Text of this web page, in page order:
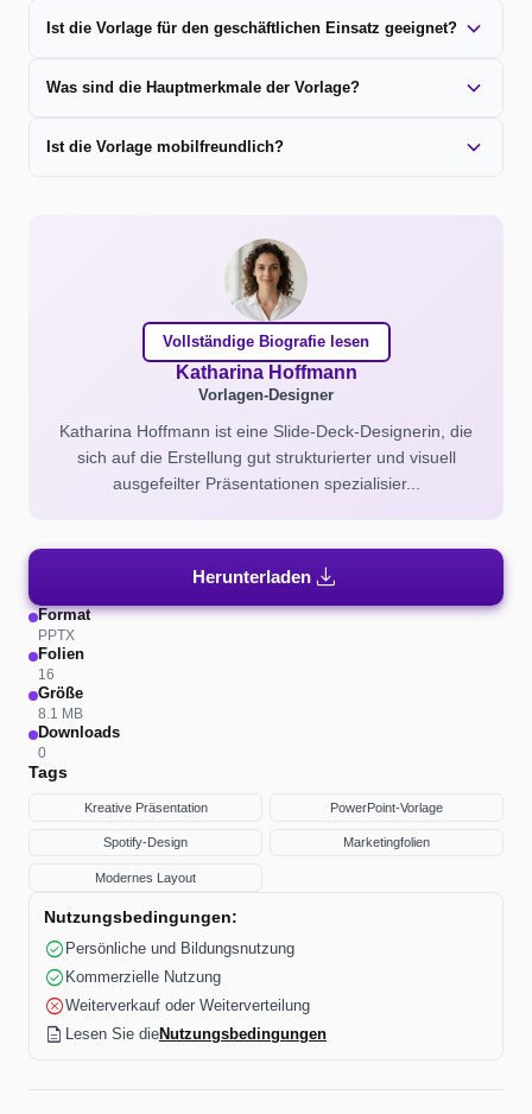
Ist die Vorlage für den geschäftlichen Einsatz geeignet?
Was sind die Hauptmerkmale der Vorlage?
Ist die Vorlage mobilfreundlich?
Vollständige Biografie lesen
Katharina Hoffmann
Vorlagen-Designer
Katharina Hoffmann ist eine Slide-Deck-Designerin, die
sich auf die Erstellung gut strukturierter und visuell
ausgefeilter Präsentationen spezialisier...
Herunterladen download
Format
PPTX
Folien
16
Größe
8.1 MB
Downloads
0
Tags
Kreative Präsentation PowerPoint-Vorlage
Spotify-Design Marketingfolien
Modernes Layout
Nutzungsbedingungen:
check_circle Persönliche und Bildungsnutzung
check_circle Kommerzielle Nutzung
cancelWeiterverkauf oder Weiterverteilung
description Lesen Sie dieNutzungsbedingungen